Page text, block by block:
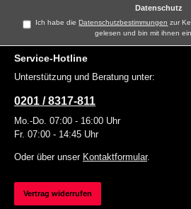
Datenschutz
Ich habe dieDatenschutzbestimmungen zur
gelesen und bin mit ihnen
Service-Hotline
Unterstützung und Beratung unter:
0201 / 8317-811
Mo.-Do. 07:00 - 16:00 Uhr
Fr. 07:00 - 14:45 Uhr
Oder über unser Kontaktformular.
Vertrag widerrufen